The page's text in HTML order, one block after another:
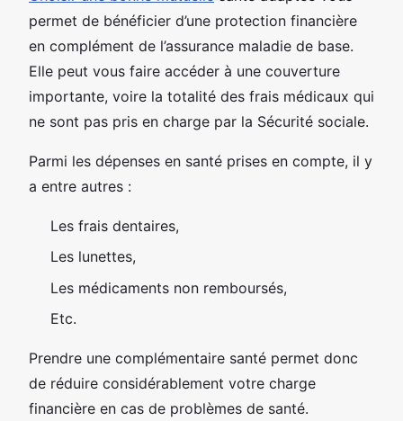
permet de bénéficier d’une protection financière
en complément de l’assurance maladie de base.
Elle peut vous faire accéder à une couverture
importante, voire la totalité des frais médicaux qui
ne sont pas pris en charge par la Sécurité sociale.
Parmi les dépenses en santé prises en compte, il y
a entre autres :
Les frais dentaires,
Les lunettes,
Les médicaments non remboursés,
Etc.
Prendre une complémentaire santé permet donc
de réduire considérablement votre charge
financière en cas de problèmes de santé.